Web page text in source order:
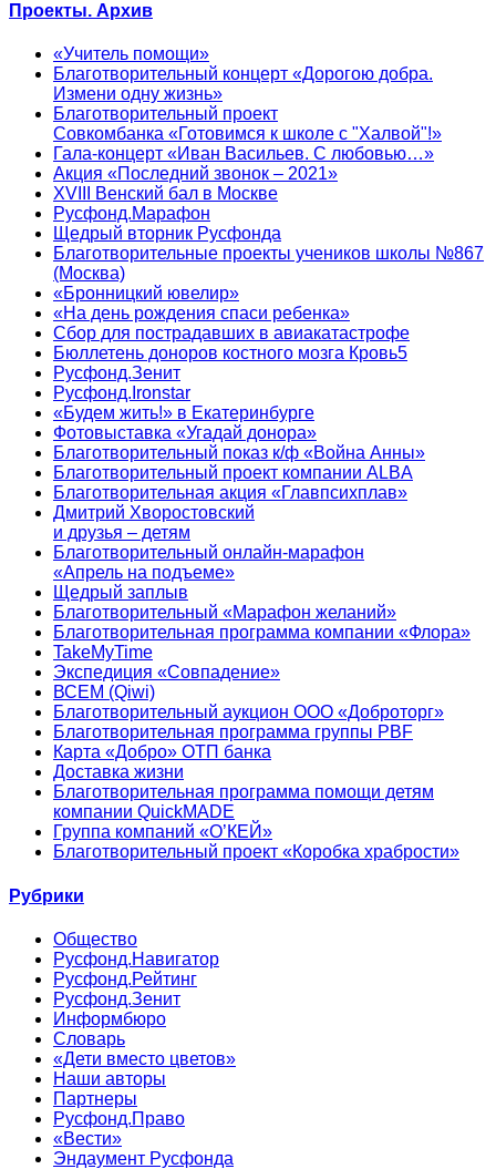
Проекты. Архив
«Учитель помощи»
Благотворительный концерт «Дорогою добра.
Измени одну жизнь»
Благотворительный проект
Совкомбанка «Готовимся к школе с "Халвой"!»
Гала-концерт «Иван Васильев. С любовью…»
Акция «Последний звонок – 2021»
XVIII Венский бал в Москве
Русфонд.Марафон
Щедрый вторник Русфонда
Благотворительные проекты учеников школы №867
(Москва)
«Бронницкий ювелир»
«На день рождения спаси ребенка»
Сбор для пострадавших в авиакатастрофе
Бюллетень доноров костного мозга Кровь5
Русфонд.Зенит
Русфонд.Ironstar
«Будем жить!» в Екатеринбурге
Фотовыставка «Угадай донора»
Благотворительный показ к/ф «Война Анны»
Благотворительный проект компании ALBA
Благотворительная акция «Главпсихплав»
Дмитрий Хворостовский
и друзья – детям
Благотворительный онлайн‑марафон
«Апрель на подъеме»
Щедрый заплыв
Благотворительный «Марафон желаний»
Благотворительная программа компании «Флора»
TakeMyTime
Экспедиция «Совпадение»
ВСЕМ (Qiwi)
Благотворительный аукцион ООО «Доброторг»
Благотворительная программа группы PBF
Карта «Добро» ОТП банка
Доставка жизни
Благотворительная программа помощи детям
компании QuickMADE
Группа компаний «О’КЕЙ»
Благотворительный проект «Коробка храбрости»
Рубрики
Общество
Русфонд.Навигатор
Русфонд.Рейтинг
Русфонд.Зенит
Информбюро
Словарь
«Дети вместо цветов»
Наши авторы
Партнеры
Русфонд.Право
«Вести»
Эндаумент Русфонда